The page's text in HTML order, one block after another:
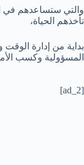
والتي ستساعدهم في
تأخذهم الحياة،
بداية من إدارة الوقت
المسؤولية وكسب
[ad_2]